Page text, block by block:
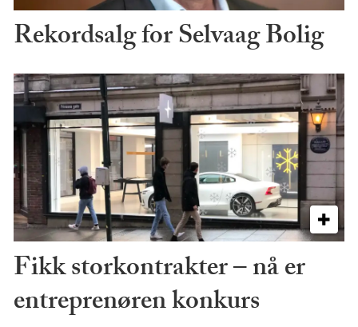
Rekordsalg for Selvaag Bolig
Fikk storkontrakter – nå er
entreprenøren konkurs